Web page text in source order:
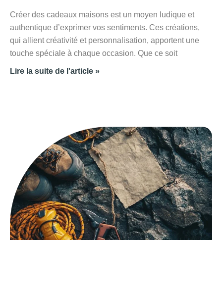
Créer des cadeaux maisons est un moyen ludique et
authentique d’exprimer vos sentiments. Ces créations,
qui allient créativité et personnalisation, apportent une
touche spéciale à chaque occasion. Que ce soit
Lire la suite de l'article »